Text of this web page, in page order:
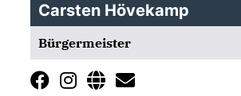
Carsten Hövekamp
Bürgermeister